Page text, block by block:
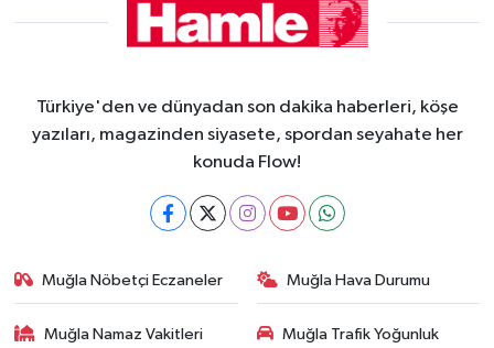
Türkiye'den ve dünyadan son dakika haberleri, köşe
yazıları, magazinden siyasete, spordan seyahate her
konuda Flow!
Muğla Nöbetçi Eczaneler Muğla Hava Durumu
Muğla Namaz Vakitleri
Muğla Trafik Yoğunluk